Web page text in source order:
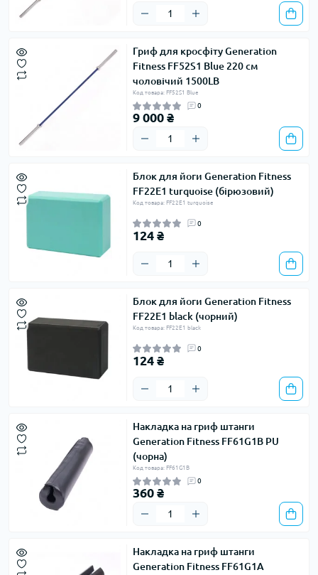
Гриф для кросфіту Generation
Fitness FF52S1 Blue 220 см
чоловічий 1500LB
Код товара: FF52S1 Blue
0
9 000 ₴
Блок для йоги Generation Fitness
FF22E1 turquoise (бірюзовий)
Код товара: FF22E1 turquoise
0
124 ₴
Блок для йоги Generation Fitness
FF22E1 black (чорний)
Код товара: FF22E1 black
0
124 ₴
Накладка на гриф штанги
Generation Fitness FF61G1B PU
(чорна)
Код товара: FF61G1B
0
360 ₴
Накладка на гриф штанги
Generation Fitness FF61G1A